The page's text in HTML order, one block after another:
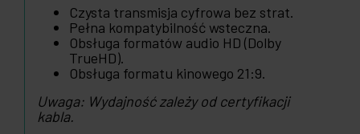
Czysta transmisja cyfrowa bez strat.
Pełna kompatybilność wsteczna.
Obsługa formatów audio HD (Dolby
TrueHD).
Obsługa formatu kinowego 21:9.
Uwaga: Wydajność zależy od certyfikacji
kabla.